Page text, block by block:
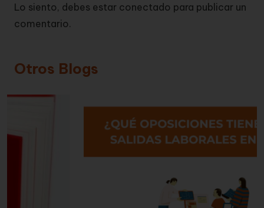
Lo siento, debes estar conectado para publicar un
comentario.
Otros Blogs